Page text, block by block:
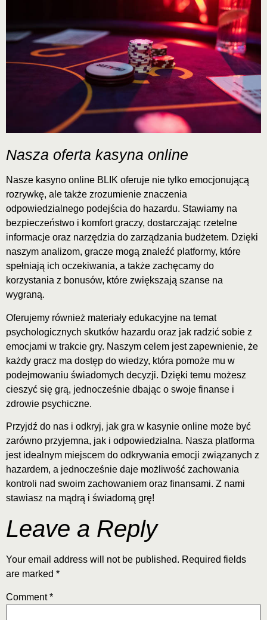
Nasza oferta kasyna online
Nasze kasyno online BLIK oferuje nie tylko emocjonującą
rozrywkę, ale także zrozumienie znaczenia
odpowiedzialnego podejścia do hazardu. Stawiamy na
bezpieczeństwo i komfort graczy, dostarczając rzetelne
informacje oraz narzędzia do zarządzania budżetem. Dzięki
naszym analizom, gracze mogą znaleźć platformy, które
spełniają ich oczekiwania, a także zachęcamy do
korzystania z bonusów, które zwiększają szanse na
wygraną.
Oferujemy również materiały edukacyjne na temat
psychologicznych skutków hazardu oraz jak radzić sobie z
emocjami w trakcie gry. Naszym celem jest zapewnienie, że
każdy gracz ma dostęp do wiedzy, która pomoże mu w
podejmowaniu świadomych decyzji. Dzięki temu możesz
cieszyć się grą, jednocześnie dbając o swoje finanse i
zdrowie psychiczne.
Przyjdź do nas i odkryj, jak gra w kasynie online może być
zarówno przyjemna, jak i odpowiedzialna. Nasza platforma
jest idealnym miejscem do odkrywania emocji związanych z
hazardem, a jednocześnie daje możliwość zachowania
kontroli nad swoim zachowaniem oraz finansami. Z nami
stawiasz na mądrą i świadomą grę!
Leave a Reply
Your email address will not be published. Required fields
are marked *
Comment*